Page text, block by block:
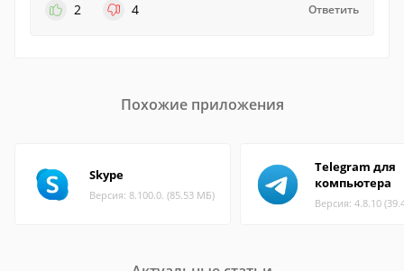
2
4 Ответить
Похожие приложения
Skype
Версия: 8.100.0. (85.53 МБ)
Telegram для
компьютера
Версия: 4.8.10